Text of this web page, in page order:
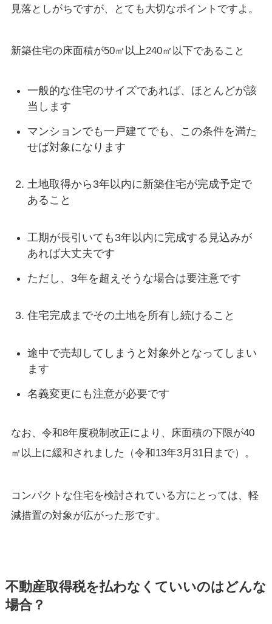
見落としがちですが、とても大切なポイントですよ。
新築住宅の床面積が50㎡以上240㎡以下であること
一般的な住宅のサイズであれば、ほとんどが該
当します
マンションでも一戸建てでも、この条件を満た
せば対象になります
土地取得から3年以内に新築住宅が完成予定で
あること
工期が長引いても3年以内に完成する見込みが
あれば大丈夫です
ただし、3年を超えそうな場合は要注意です
住宅完成までその土地を所有し続けること
途中で売却してしまうと対象外となってしまい
ます
名義変更にも注意が必要です
なお、令和8年度税制改正により、床面積の下限が40
㎡以上に緩和されました（令和13年3月31日まで）。
コンパクトな住宅を検討されている方にとっては、軽
減措置の対象が広がった形です。
不動産取得税を払わなくていいのはどんな
場合？